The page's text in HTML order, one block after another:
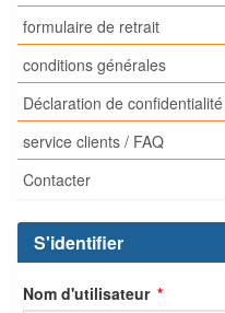
formulaire de retrait
conditions générales
Déclaration de confidentialité
service clients / FAQ
Contacter
S'identifier
Nom d'utilisateur